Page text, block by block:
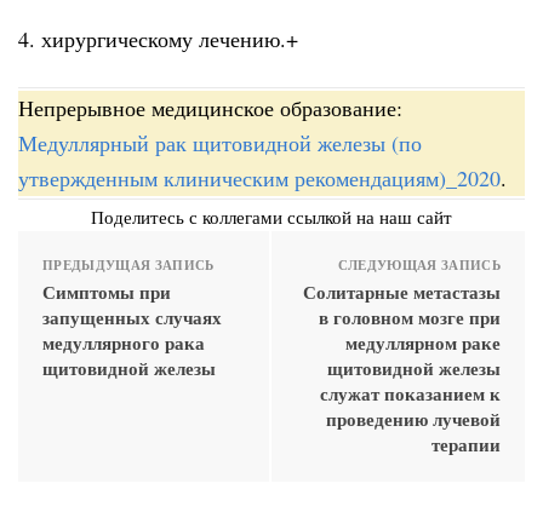
4. хирургическому лечению.+
Непрерывное медицинское образование:
Медуллярный рак щитовидной железы (по
утвержденным клиническим рекомендациям)_2020.
Поделитесь с коллегами ссылкой на наш сайт
ПРЕДЫДУЩАЯ ЗАПИСЬ
Симптомы при
запущенных случаях
медуллярного рака
щитовидной железы
СЛЕДУЮЩАЯ ЗАПИСЬ
Солитарные метастазы
в головном мозге при
медуллярном раке
щитовидной железы
служат показанием к
проведению лучевой
терапии